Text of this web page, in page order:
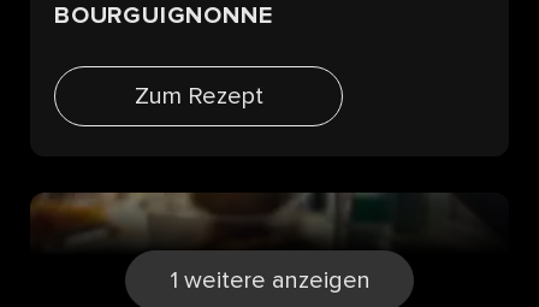
BOURGUIGNONNE
Zum Rezept
1 weitere anzeigen